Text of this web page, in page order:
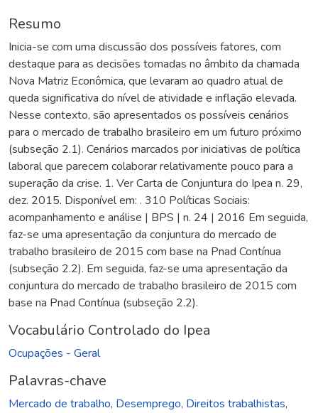
Resumo
Inicia-se com uma discussão dos possíveis fatores, com
destaque para as decisões tomadas no âmbito da chamada
Nova Matriz Econômica, que levaram ao quadro atual de
queda significativa do nível de atividade e inflação elevada.
Nesse contexto, são apresentados os possíveis cenários
para o mercado de trabalho brasileiro em um futuro próximo
(subseção 2.1). Cenários marcados por iniciativas de política
laboral que parecem colaborar relativamente pouco para a
superação da crise. 1. Ver Carta de Conjuntura do Ipea n. 29,
dez. 2015. Disponível em: . 310 Políticas Sociais:
acompanhamento e análise | BPS | n. 24 | 2016 Em seguida,
faz-se uma apresentação da conjuntura do mercado de
trabalho brasileiro de 2015 com base na Pnad Contínua
(subseção 2.2). Em seguida, faz-se uma apresentação da
conjuntura do mercado de trabalho brasileiro de 2015 com
base na Pnad Contínua (subseção 2.2).
Vocabulário Controlado do Ipea
Ocupações - Geral
Palavras-chave
Mercado de trabalho, Desemprego, Direitos trabalhistas,